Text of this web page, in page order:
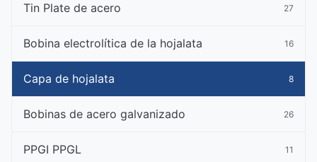
Tin Plate de acero 27
Bobina electrolítica de la hojalata 16
Capa de hojalata 8
Bobinas de acero galvanizado 26
PPGI PPGL 11